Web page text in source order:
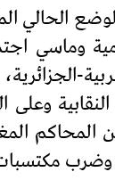
الحالي
وعلى
المحاكم
وضرب